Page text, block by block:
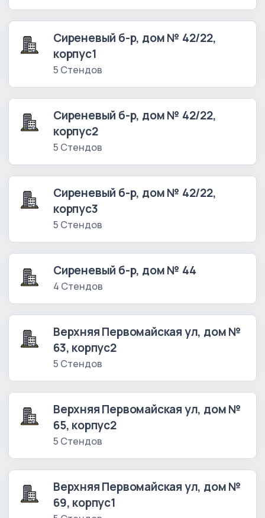
Сиреневый б-р, дом № 42/22,
корпус1
5 Стендов
Сиреневый б-р, дом № 42/22,
корпус2
5 Стендов
Сиреневый б-р, дом № 42/22,
корпус3
5 Стендов
Сиреневый б-р, дом № 44
4 Стендов
Верхняя Первомайская ул, дом №
63, корпус2
5 Стендов
Верхняя Первомайская ул, дом №
65, корпус2
5 Стендов
Верхняя Первомайская ул, дом №
69, корпус1